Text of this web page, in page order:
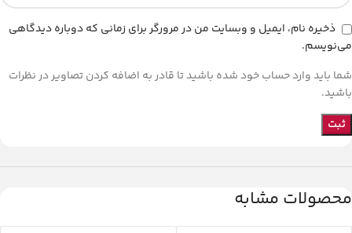
ذخیره نام، ایمیل و وبسایت من در مرورگر برای زمانی که دوباره دیدگاهی
می‌نویسم.
شما باید وارد حساب خود شده باشید تا قادر به اضافه کردن تصاویر در نظرات
باشید.
محصولات مشابه